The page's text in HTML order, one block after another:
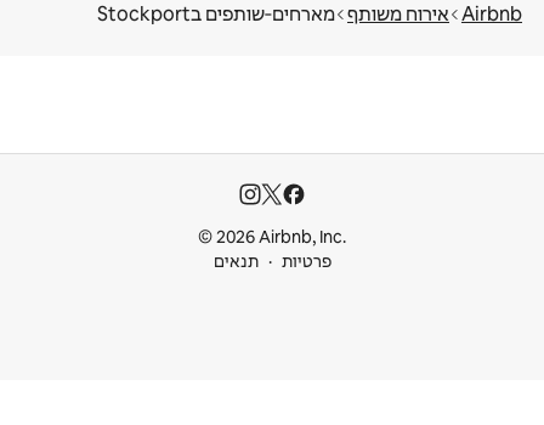
Airbnb אירוח משותף מארחים‑שותפים בStockport
© 2026 Airbnb, Inc.
פרטיות
תנאים